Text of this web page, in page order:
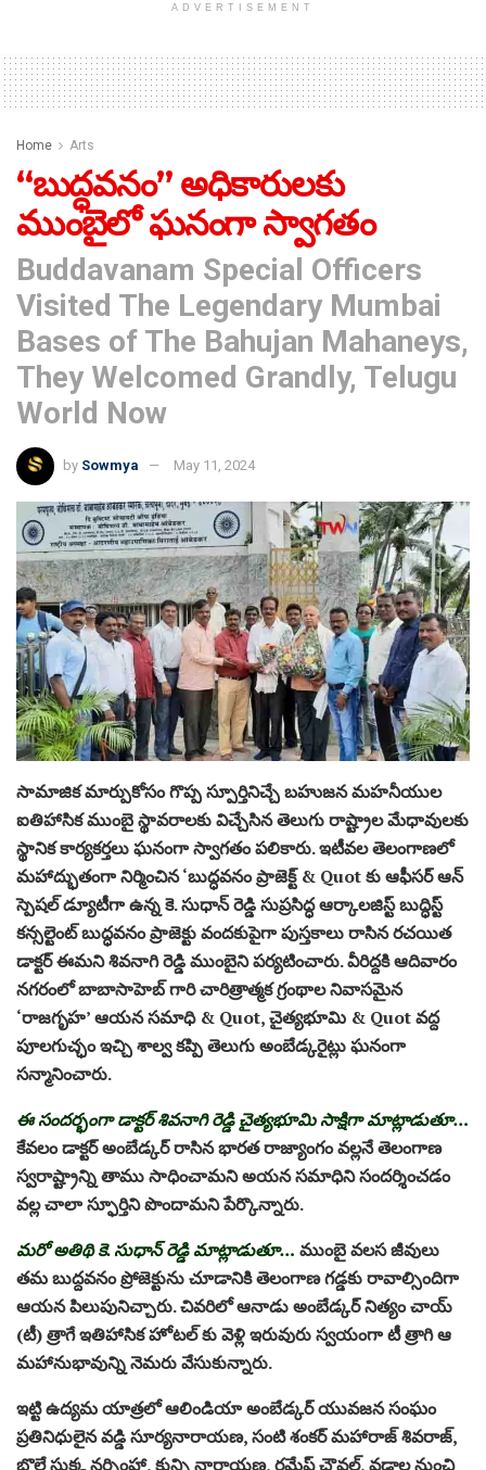
ADVERTISEMENT
Home Arts
“బుద్ధవనం” అధికారులకు
ముంబైలో ఘనంగా స్వాగతం
Buddavanam Special Officers
Visited The Legendary Mumbai
Bases of The Bahujan Mahaneys,
They Welcomed Grandly, Telugu
World Now
by Sowmya May 11, 2024
సామాజిక మార్పుకోసం గొప్ప స్పూర్తినిచ్చే బహుజన మహనీయుల
ఐతిహాసిక ముంబై స్థావరాలకు విచ్చేసిన తెలుగు రాష్ట్రాల మేధావులకు
స్థానిక కార్యకర్తలు ఘనంగా స్వాగతం పలికారు. ఇటీవల తెలంగాణలో
మహాద్భుతంగా నిర్మించిన ‘బుద్ధవనం ప్రాజెక్ట్ & Quot కు ఆఫీసర్ ఆన్
స్పెషల్ డ్యూటీగా ఉన్న కె. సుధాన్ రెడ్డి సుప్రసిద్ధ ఆర్కాలజిస్ట్ బుద్ధిస్ట్
కన్సల్టెంట్ బుద్ధవనం ప్రాజెక్టు వందకుపైగా పుస్తకాలు రాసిన రచయిత
డాక్టర్ ఈమని శివనాగి రెడ్డి ముంబైని పర్యటించారు. వీరిద్దకి ఆదివారం
నగరంలో బాబాసాహెబ్ గారి చారిత్రాత్మక గ్రంథాల నివాసమైన
‘రాజగృహ’ ఆయన సమాధి & Quot, చైత్యభూమి & Quot వద్ద
పూలగుచ్ఛం ఇచ్చి శాల్వ కప్పి తెలుగు అంబేడ్కరైట్లు ఘనంగా
సన్మానించారు.
ఈ సందర్భంగా డాక్టర్ శివనాగి రెడ్డి చైత్యభూమి సాక్షిగా మాట్లాడుతూ…
కేవలం డాక్టర్ అంబేడ్కర్ రాసిన భారత రాజ్యాంగం వల్లనే తెలంగాణ
స్వరాష్ట్రాన్ని తాము సాధించామని అయన సమాధిని సందర్శించడం
వల్ల చాలా స్ఫూర్తిని పొందామని పేర్కొన్నారు.
మరో అతిథి కె. సుధాన్ రెడ్డి మాట్లాడుతూ… ముంబై వలస జీవులు
తమ బుద్దవనం ప్రోజెక్టును చూడానికి తెలంగాణ గడ్డకు రావాల్సిందిగా
ఆయన పిలుపునిచ్చారు. చివరిలో ఆనాడు అంబేడ్కర్ నిత్యం చాయ్
(టీ) త్రాగే ఇతిహాసిక హోటల్ కు వెళ్లి ఇరువురు స్వయంగా టీ త్రాగి ఆ
మహానుభావున్ని నెమరు వేసుకున్నారు.
ఇట్టి ఉద్యమ యాత్రలో ఆలిండియా అంబేడ్కర్ యువజన సంఘం
ప్రతినిధులైన వడ్డి సూర్యనారాయణ, సంటి శంకర్ మహారాజ్ శివరాజ్,
బొల్లే సుక్క నర్సింహా, కున్బి నారాయణ, రమేష్ చౌవల్, వడాల నుంచి